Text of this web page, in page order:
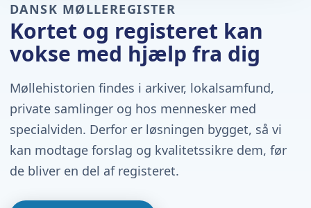
DANSK MØLLEREGISTER
Kortet og registeret kan
vokse med hjælp fra dig
Møllehistorien findes i arkiver, lokalsamfund,
private samlinger og hos mennesker med
specialviden. Derfor er løsningen bygget, så vi
kan modtage forslag og kvalitetssikre dem, før
de bliver en del af registeret.